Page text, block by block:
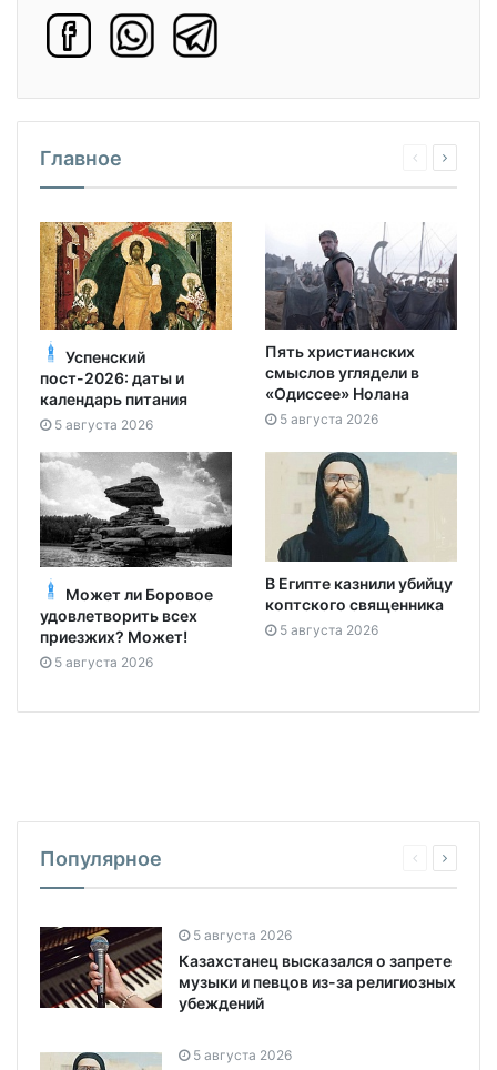
Главное
Успенский
пост-2026: даты и
календарь питания
5 августа 2026
Пять христианских
смыслов углядели в
«Одиссее» Нолана
5 августа 2026
Может ли Боровое
удовлетворить всех
приезжих? Может!
5 августа 2026
В Египте казнили убийцу
коптского священника
5 августа 2026
Популярное
5 августа 2026
Казахстанец высказался о запрете
музыки и певцов из-за религиозных
убеждений
5 августа 2026